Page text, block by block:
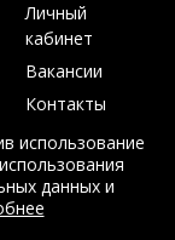
Личный
кабинет
Вакансии
Контакты
использование
данных и